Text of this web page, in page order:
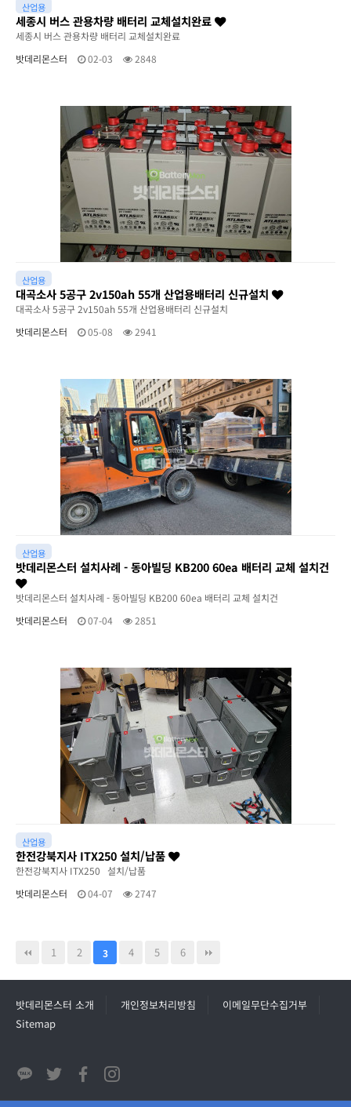
산업용
세종시 버스 관용차량 배터리 교체설치완료
세종시 버스 관용차량 배터리 교체설치완료
밧데리몬스터
02-03 2848
산업용
대곡소사 5공구 2v150ah 55개 산업용배터리 신규설치
대곡소사 5공구 2v150ah 55개 산업용배터리 신규설치
밧데리몬스터
05-08 2941
산업용
밧데리몬스터 설치사례 - 동아빌딩 KB200 60ea 배터리 교체 설치건
밧데리몬스터 설치사례 - 동아빌딩 KB200 60ea 배터리 교체 설치건
밧데리몬스터
07-04 2851
산업용
한전강북지사 ITX250 설치/납품
한전강북지사 ITX250 설치/납품
밧데리몬스터
04-07 2747
1 2 3 4 5 6
밧데리몬스터 소개 개인정보처리방침
이메일무단수집거부
Sitemap